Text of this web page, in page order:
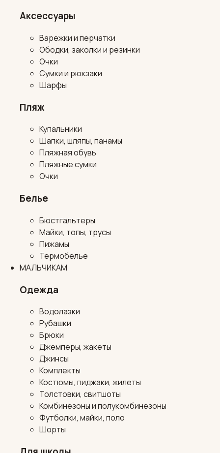
Аксессуары
Варежки и перчатки
Ободки, заколки и резинки
Очки
Сумки и рюкзаки
Шарфы
Пляж
Купальники
Шапки, шляпы, панамы
Пляжная обувь
Пляжные сумки
Очки
Белье
Бюстгальтеры
Майки, топы, трусы
Пижамы
Термобелье
МАЛЬЧИКАМ
Одежда
Водолазки
Рубашки
Брюки
Джемперы, жакеты
Джинсы
Комплекты
Костюмы, пиджаки, жилеты
Толстовки, свитшоты
Комбинезоны и полукомбинезоны
Футболки, майки, поло
Шорты